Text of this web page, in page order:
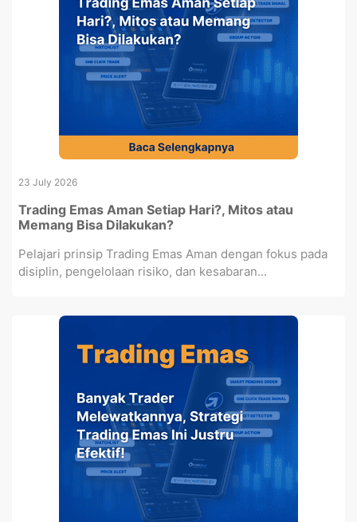
23 July 2026
Trading Emas Aman Setiap Hari?, Mitos atau
Memang Bisa Dilakukan?
Pelajari prinsip Trading Emas Aman dengan fokus pada
disiplin, pengelolaan risiko, dan kesabaran...